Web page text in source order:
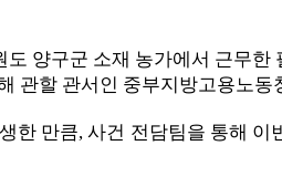
양구군 소재 농가에서 근무
관할 관서인 중부지방고용노
한 만큼, 사건 전담팀을 통해